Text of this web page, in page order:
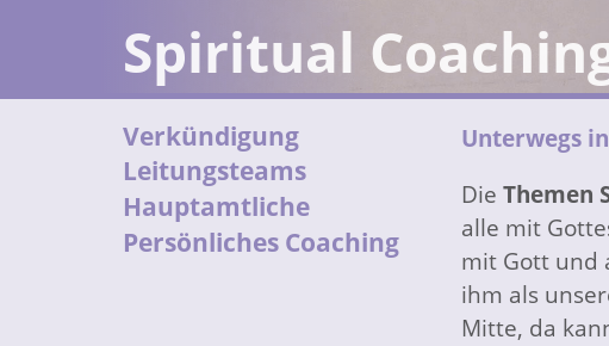
Spiritual
Verkündigung
Leitungsteams
Hauptamtliche
Persönliches Coaching
Unterwegs
Die Themen
alle mit
mit Gott und
ihm als
Mitte, da